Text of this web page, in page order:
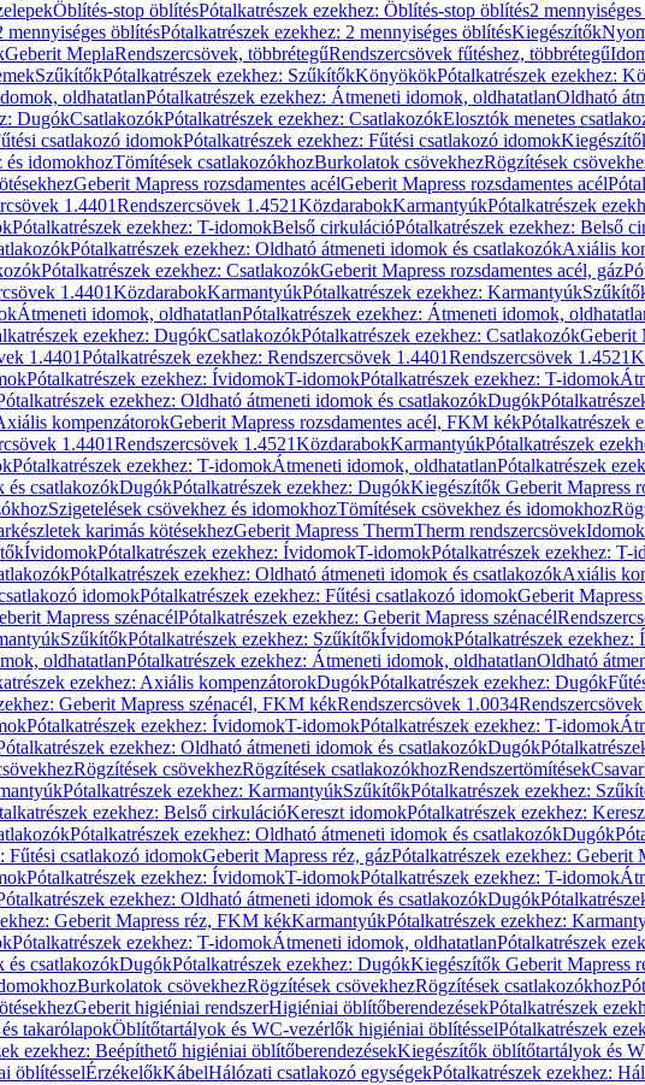
Öblítés-stop öblítésPótalkatrészek ezekhez: Öblítés-stop öblítés2
mennyiséges öblítésPótalkatrészek ezekhez: 2 mennyiséges öblítésKiegészítők
Geberit MeplaRendszercsövek, többrétegűRendszercsövek fűtéshez, többrétegű
SzűkítőkPótalkatrészek ezekhez: SzűkítőkKönyökökPótalkatrészek ezekhez:
oldhatatlanPótalkatrészek ezekhez: Átmeneti idomok, oldhatatlanOldható
DugókCsatlakozókPótalkatrészek ezekhez: CsatlakozókElosztók menetes
csatlakozó idomokPótalkatrészek ezekhez: Fűtési csatlakozó idomok
és idomokhozTömítések csatlakozókhozBurkolatok csövekhezRögzítések
Geberit Mapress rozsdamentes acélGeberit Mapress rozsdamentes acél
1.4401Rendszercsövek 1.4521KözdarabokKarmantyúkPótalkatrészek
Pótalkatrészek ezekhez: T-idomokBelső cirkulációPótalkatrészek ezekhez: Belső
Pótalkatrészek ezekhez: Oldható átmeneti idomok és csatlakozókAxiális
Pótalkatrészek ezekhez: CsatlakozókGeberit Mapress rozsdamentes acél, gáz
1.4401KözdarabokKarmantyúkPótalkatrészek ezekhez: Karmantyúk
Átmeneti idomok, oldhatatlanPótalkatrészek ezekhez: Átmeneti idomok,
ezekhez: DugókCsatlakozókPótalkatrészek ezekhez: CsatlakozókGeberit
1.4401Pótalkatrészek ezekhez: Rendszercsövek 1.4401Rendszercsövek 1.4521
Pótalkatrészek ezekhez: ÍvidomokT-idomokPótalkatrészek ezekhez: T-idomok
ezekhez: Oldható átmeneti idomok és csatlakozókDugók
kompenzátorokGeberit Mapress rozsdamentes acél, FKM kékPótalkatrészek
1.4401Rendszercsövek 1.4521KözdarabokKarmantyúkPótalkatrészek
Pótalkatrészek ezekhez: T-idomokÁtmeneti idomok, oldhatatlanPótalkatrészek
és csatlakozókDugókPótalkatrészek ezekhez: DugókKiegészítők Geberit Mapress
Szigetelések csövekhez és idomokhozTömítések csövekhez és idomokhoz
karimás kötésekhezGeberit Mapress ThermTherm rendszercsövekIdomok
ÍvidomokPótalkatrészek ezekhez: ÍvidomokT-idomokPótalkatrészek ezekhez: T-
Pótalkatrészek ezekhez: Oldható átmeneti idomok és csatlakozókAxiális
idomokPótalkatrészek ezekhez: Fűtési csatlakozó idomokGeberit
Mapress szénacélPótalkatrészek ezekhez: Geberit Mapress szénacél
SzűkítőkPótalkatrészek ezekhez: SzűkítőkÍvidomokPótalkatrészek ezekhez:
oldhatatlanPótalkatrészek ezekhez: Átmeneti idomok, oldhatatlanOldható
ezekhez: Axiális kompenzátorokDugókPótalkatrészek ezekhez: Dugók
Geberit Mapress szénacél, FKM kékRendszercsövek 1.0034
Pótalkatrészek ezekhez: ÍvidomokT-idomokPótalkatrészek ezekhez: T-idomok
ezekhez: Oldható átmeneti idomok és csatlakozókDugók
Rögzítések csövekhezRögzítések csatlakozókhozRendszertömítések
Pótalkatrészek ezekhez: KarmantyúkSzűkítőkPótalkatrészek ezekhez:
ezekhez: Belső cirkulációKereszt idomokPótalkatrészek ezekhez:
Pótalkatrészek ezekhez: Oldható átmeneti idomok és csatlakozókDugók
Fűtési csatlakozó idomokGeberit Mapress réz, gázPótalkatrészek ezekhez: Geberit
Pótalkatrészek ezekhez: ÍvidomokT-idomokPótalkatrészek ezekhez: T-idomok
ezekhez: Oldható átmeneti idomok és csatlakozókDugók
Geberit Mapress réz, FKM kékKarmantyúkPótalkatrészek ezekhez:
Pótalkatrészek ezekhez: T-idomokÁtmeneti idomok, oldhatatlanPótalkatrészek
és csatlakozókDugókPótalkatrészek ezekhez: DugókKiegészítők Geberit Mapress
Burkolatok csövekhezRögzítések csövekhezRögzítések csatlakozókhoz
Geberit higiéniai rendszerHigiéniai öblítőberendezésekPótalkatrészek
takarólapokÖblítőtartályok és WC-vezérlők higiéniai öblítésselPótalkatrészek
ezekhez: Beépíthető higiéniai öblítőberendezésekKiegészítők öblítőtartályok és
öblítésselÉrzékelőkKábelHálózati csatlakozó egységekPótalkatrészek ezekhez: